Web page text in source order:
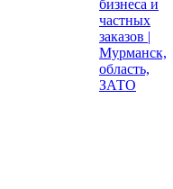
бизнеса и
частных
заказов |
Мурманск,
область,
ЗАТО